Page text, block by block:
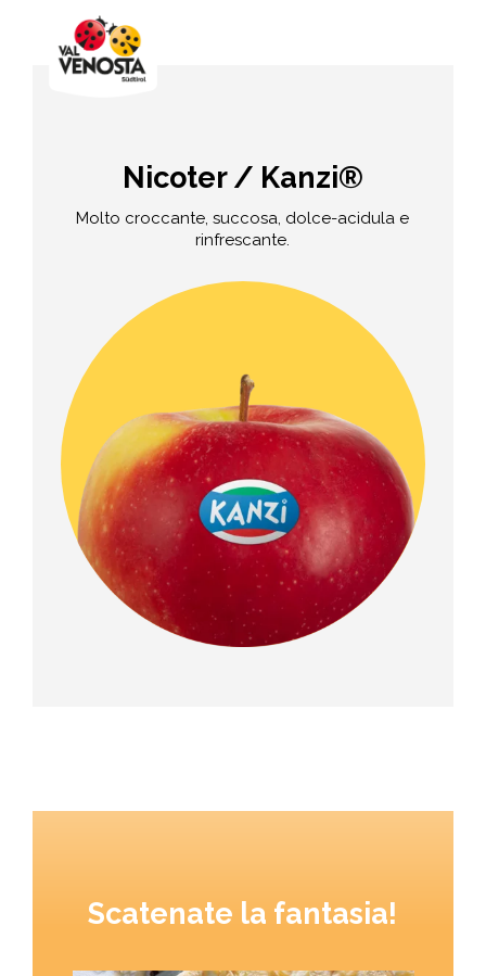
Nicoter / Kanzi®
Molto croccante, succosa, dolce-acidula e
rinfrescante.
Scatenate la fantasia!